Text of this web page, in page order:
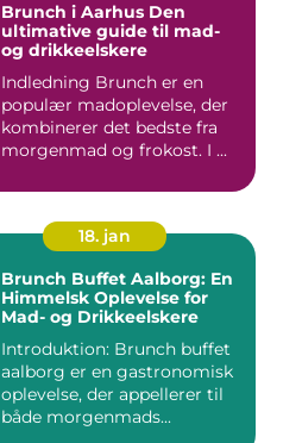
Brunch i Aarhus Den
ultimative guide til mad-
og drikkeelskere
Indledning Brunch er en
populær madoplevelse, der
kombinerer det bedste fra
morgenmad og frokost. I ...
18. jan
Brunch Buffet Aalborg: En
Himmelsk Oplevelse for
Mad- og Drikkeelskere
Introduktion: Brunch buffet
aalborg er en gastronomisk
oplevelse, der appellerer til
både morgenmads...